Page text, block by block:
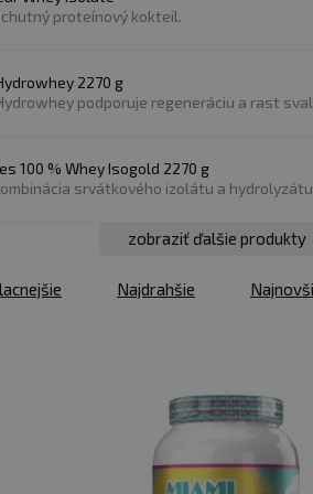
tréningu.
ich rastu.
v strave alebo si chce
odporúčame
chutný proteínový kokteil.
2270 g
podporuje regeneráciu a rast
100 % Whey Isogold 2270 g
srvátkového izolátu a hydrolyzátu
zobraziť ďalšie produkty
Najdrahšie